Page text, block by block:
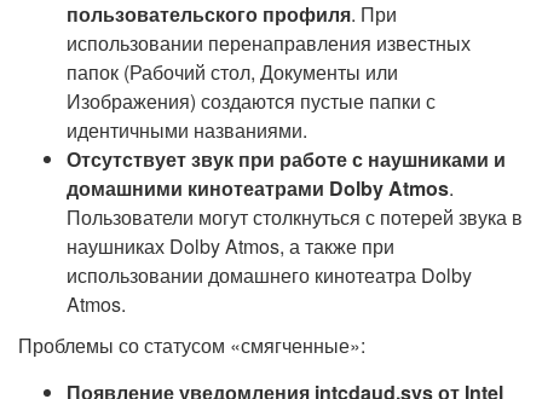
пользовательского профиля. При
использовании перенаправления известных
папок (Рабочий стол, Документы или
Изображения) создаются пустые папки с
идентичными названиями.
Отсутствует звук при работе с наушниками и
домашними кинотеатрами Dolby Atmos.
Пользователи могут столкнуться с потерей звука в
наушниках Dolby Atmos, а также при
использовании домашнего кинотеатра Dolby
Atmos.
Проблемы со статусом «смягченные»:
Появление уведомления intcdaud.sys от Intel